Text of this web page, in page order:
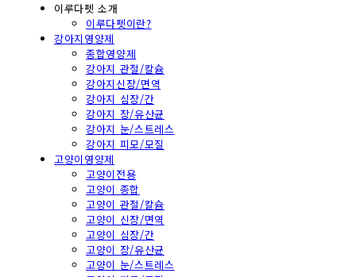
이루다펫 소개
이루다펫이란?
강아지영양제
종합영양제
강아지 관절/칼슘
강아지신장/면역
강아지 심장/간
강아지 장/유산균
강아지 눈/스트레스
강아지 피모/모질
고양이영양제
고양이전용
고양이 종합
고양이 관절/칼슘
고양이 신장/면역
고양이 심장/간
고양이 장/유산균
고양이 눈/스트레스